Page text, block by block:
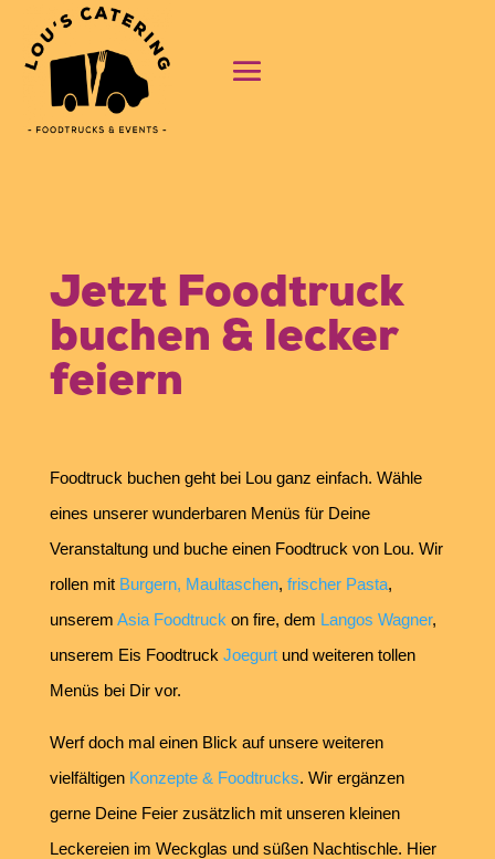
Jetzt Foodtruck
buchen & lecker
feiern
Foodtruck buchen geht bei Lou ganz einfach. Wähle
eines unserer wunderbaren Menüs für Deine
Veranstaltung und buche einen Foodtruck von Lou. Wir
rollen mit Burgern, Maultaschen, frischer Pasta,
unserem Asia Foodtruck on fire, dem Langos Wagner,
unserem Eis Foodtruck Joegurtund weiteren tollen
Menüs bei Dir vor.
Werf doch mal einen Blick auf unsere weiteren
vielfältigen Konzepte & Foodtrucks. Wir ergänzen
gerne Deine Feier zusätzlich mit unseren kleinen
Leckereien im Weckglas und süßen Nachtischle. Hier